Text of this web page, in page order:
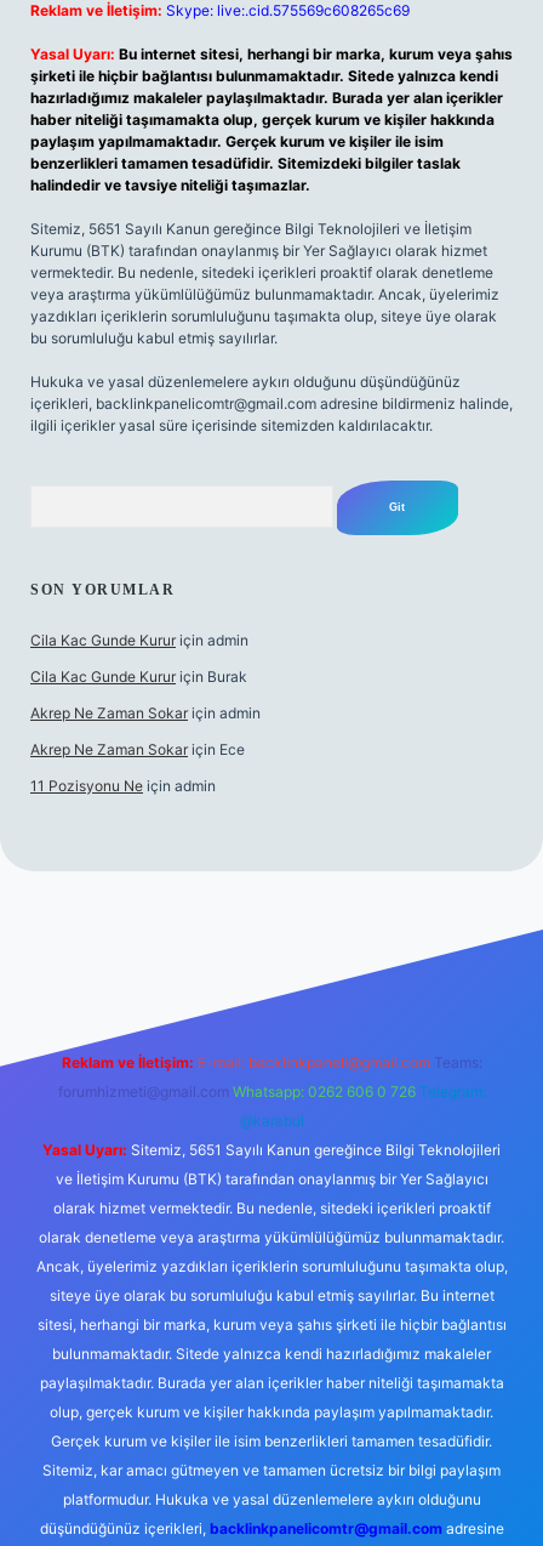
Reklam ve İletişim: Skype: live:.cid.575569c608265c69
Yasal Uyarı: Bu internet sitesi, herhangi bir marka, kurum veya şahıs
şirketi ile hiçbir bağlantısı bulunmamaktadır. Sitede yalnızca kendi
hazırladığımız makaleler paylaşılmaktadır. Burada yer alan içerikler
haber niteliği taşımamakta olup, gerçek kurum ve kişiler hakkında
paylaşım yapılmamaktadır. Gerçek kurum ve kişiler ile isim
benzerlikleri tamamen tesadüfidir. Sitemizdeki bilgiler taslak
halindedir ve tavsiye niteliği taşımazlar.
Sitemiz, 5651 Sayılı Kanun gereğince Bilgi Teknolojileri ve İletişim
Kurumu (BTK) tarafından onaylanmış bir Yer Sağlayıcı olarak hizmet
vermektedir. Bu nedenle, sitedeki içerikleri proaktif olarak denetleme
veya araştırma yükümlülüğümüz bulunmamaktadır. Ancak, üyelerimiz
yazdıkları içeriklerin sorumluluğunu taşımakta olup, siteye üye olarak
bu sorumluluğu kabul etmiş sayılırlar.
Hukuka ve yasal düzenlemelere aykırı olduğunu düşündüğünüz
içerikleri, backlinkpanelicomtr@gmail.com adresine bildirmeniz halinde,
ilgili içerikler yasal süre içerisinde sitemizden kaldırılacaktır.
SON YORUMLAR
Cila Kac Gunde Kurur için admin
Cila Kac Gunde Kurur için Burak
Akrep Ne Zaman Sokar için admin
Akrep Ne Zaman Sokar için Ece
11 Pozisyonu Ne için admin
Reklam ve İletişim: E-mail: backlinkpaneli@gmail.com Teams:
forumhizmeti@gmail.com Whatsapp: 0262 606 0 726 Telegram:
@karabul
Yasal Uyarı: Sitemiz, 5651 Sayılı Kanun gereğince Bilgi Teknolojileri
ve İletişim Kurumu (BTK) tarafından onaylanmış bir Yer Sağlayıcı
olarak hizmet vermektedir. Bu nedenle, sitedeki içerikleri proaktif
olarak denetleme veya araştırma yükümlülüğümüz bulunmamaktadır.
Ancak, üyelerimiz yazdıkları içeriklerin sorumluluğunu taşımakta olup,
siteye üye olarak bu sorumluluğu kabul etmiş sayılırlar. Bu internet
sitesi, herhangi bir marka, kurum veya şahıs şirketi ile hiçbir bağlantısı
bulunmamaktadır. Sitede yalnızca kendi hazırladığımız makaleler
paylaşılmaktadır. Burada yer alan içerikler haber niteliği taşımamakta
olup, gerçek kurum ve kişiler hakkında paylaşım yapılmamaktadır.
Gerçek kurum ve kişiler ile isim benzerlikleri tamamen tesadüfidir.
Sitemiz, kar amacı gütmeyen ve tamamen ücretsiz bir bilgi paylaşım
platformudur. Hukuka ve yasal düzenlemelere aykırı olduğunu
düşündüğünüz içerikleri, backlinkpanelicomtr@gmail.comadresine